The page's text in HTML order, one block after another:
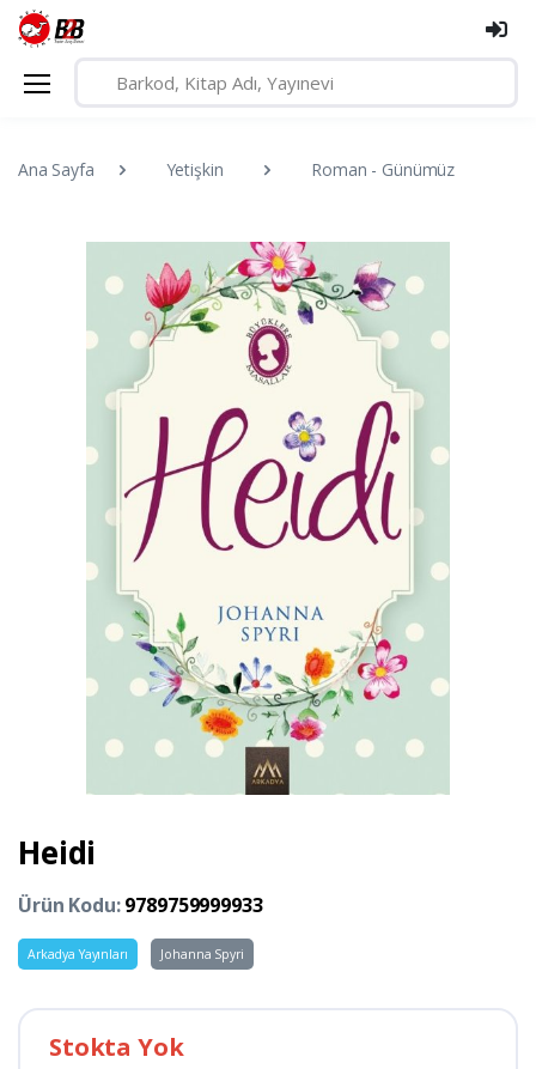
Ana Sayfa Yetişkin Roman - Günümüz
Heidi
Ürün Kodu:9789759999933
Arkadya Yayınları Johanna Spyri
Stokta Yok